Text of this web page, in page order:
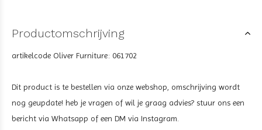
Productomschrijving
artikelcode Oliver Furniture: 061702
Dit product is te bestellen via onze webshop, omschrijving wordt
nog geupdate! heb je vragen of wil je graag advies? stuur ons een
bericht via Whatsapp of een DM via Instagram.